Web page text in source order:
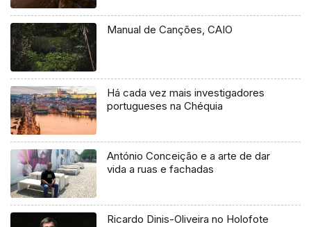
Manual de Canções, CAIO
Há cada vez mais investigadores
portugueses na Chéquia
António Conceição e a arte de dar
vida a ruas e fachadas
Ricardo Dinis-Oliveira no Holofote